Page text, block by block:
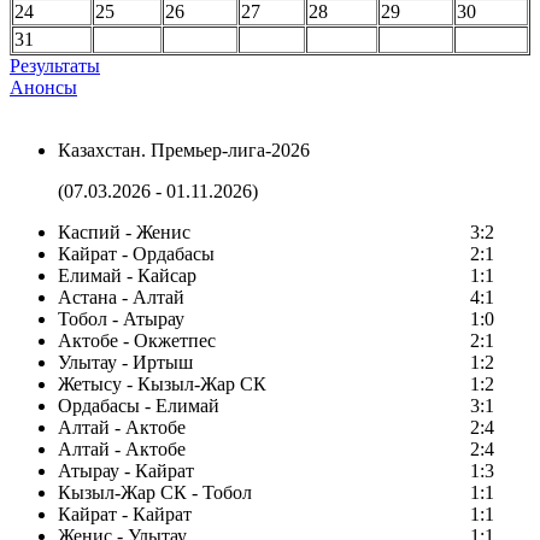
24
25 26 27 28 29
30
31
Результаты
Анонсы
Казахстан. Премьер-лига-2026
(07.03.2026 - 01.11.2026)
Каспий - Женис
3:2
Кайрат - Ордабасы
2:1
Елимай - Кайсар
1:1
Астана - Алтай
4:1
Тобол - Атырау
1:0
Актобе - Окжетпес
2:1
Улытау - Иртыш
1:2
Жетысу - Кызыл-Жар СК
1:2
Ордабасы - Елимай
3:1
Алтай - Актобе
2:4
Алтай - Актобе
2:4
Атырау - Кайрат
1:3
Кызыл-Жар СК - Тобол
1:1
Кайрат - Кайрат
1:1